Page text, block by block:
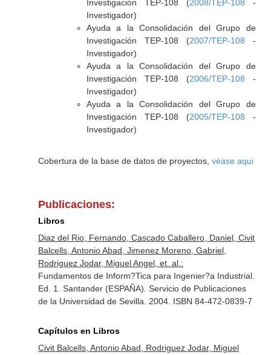
Investigación TEP-108 (2008/TEP-108 -
Investigador)
Ayuda a la Consolidación del Grupo de
Investigación TEP-108 (2007/TEP-108 -
Investigador)
Ayuda a la Consolidación del Grupo de
Investigación TEP-108 (2006/TEP-108 -
Investigador)
Ayuda a la Consolidación del Grupo de
Investigación TEP-108 (2005/TEP-108 -
Investigador)
Cobertura de la base de datos de proyectos, véase aqui
Publicaciones:
Libros
Diaz del Rio, Fernando, Cascado Caballero, Daniel, Civit
Balcells, Antonio Abad, Jimenez Moreno, Gabriel,
Rodriguez Jodar, Miguel Angel, et. al.:
Fundamentos de Inform?Tica para Ingenier?a Industrial.
Ed. 1. Santander (ESPAÑA). Servicio de Publicaciones
de la Universidad de Sevilla. 2004. ISBN 84-472-0839-7
Capítulos en Libros
Civit Balcells, Antonio Abad, Rodriguez Jodar, Miguel